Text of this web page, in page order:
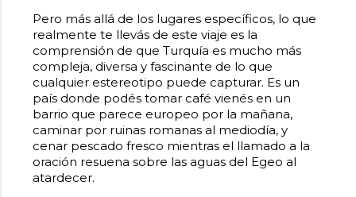
Pero más allá de los lugares específicos, lo que
realmente te llevás de este viaje es la
comprensión de que Turquía es mucho más
compleja, diversa y fascinante de lo que
cualquier estereotipo puede capturar. Es un
país donde podés tomar café vienés en un
barrio que parece europeo por la mañana,
caminar por ruinas romanas al mediodía, y
cenar pescado fresco mientras el llamado a la
oración resuena sobre las aguas del Egeo al
atardecer.